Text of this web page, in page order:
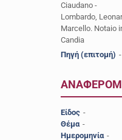
Ciaudano -
Lombardo,
Marcello. Notaio
Candia
Πηγή (επιτομή) -
Είδος -
Θέμα -
Ημερομηνία -